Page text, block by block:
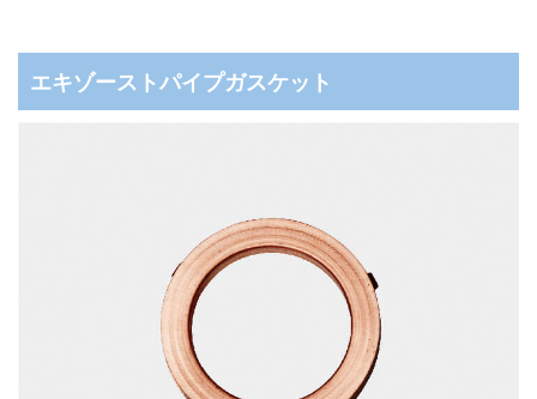
エキゾーストパイプガスケット